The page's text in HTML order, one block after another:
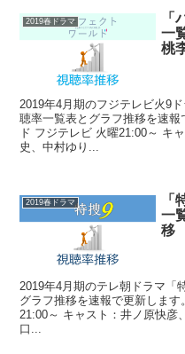
2019春ドラマ
「
一
桃
2019年4月期のフジテレビ火9
聴率一覧表とグラフ推移を速
ド フジテレビ 火曜21:00～ キ
史、中村ゆり...
2019春ドラマ
「
一
移
2019年4月期のテレ朝ドラマ「
グラフ推移を速報で更新しま
21:00～ キャスト：井ノ原快彦
口...